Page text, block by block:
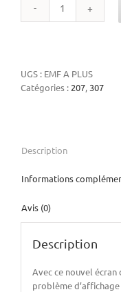
quantité
EMF
A+
UGS : EMF A PLUS
Catégories : 207, 307
Description
Informations
Avis (0)
Description
Avec ce nouvel écran
problème